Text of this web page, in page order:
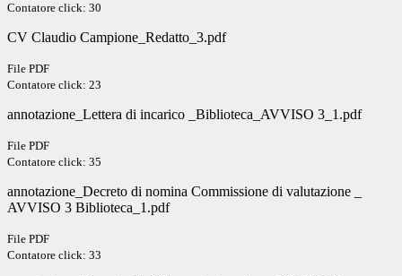
Contatore click: 30
CV Claudio Campione_Redatto_3.pdf
File PDF
Contatore click: 23
annotazione_Lettera di incarico _Biblioteca_AVVISO 3_1.pdf
File PDF
Contatore click: 35
annotazione_Decreto di nomina Commissione di valutazione _
AVVISO 3 Biblioteca_1.pdf
File PDF
Contatore click: 33